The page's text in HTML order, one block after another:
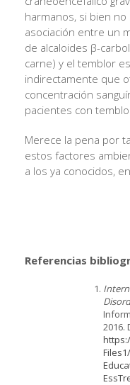
harmanos, si bien
asociación entre un
de alcaloides β-
carne) y el temblor
indirectamente que
concentración
pacientes con
Merece la pena por
estos factores
a los ya conocidos,
Referencias
2016.